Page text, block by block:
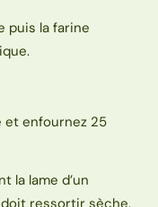
puis la farine
et enfournez 25
la lame d’un
doit ressortir sèche.